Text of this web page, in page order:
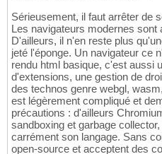
Sérieusement, il faut arrêter de
Les navigateurs modernes
D'ailleurs, il n'en reste plus
jeté l'éponge. Un navigateur ce
rendu html basique, c'est aussi
d'extensions, une gestion de
des technos genre webgl,
est légèrement compliqué et
précautions : d'ailleurs
sandboxing et garbage
carrément son langage. Sans
open-source et acceptent des